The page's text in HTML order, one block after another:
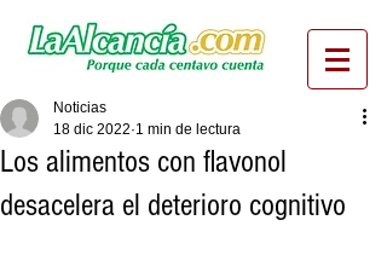
Los alimentos con flavonol
desacelera el deterioro cognitivo
Noticias
18 dic 2022 1 min de lectura